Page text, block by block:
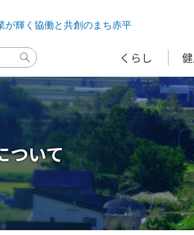
が輝く 協働と共創のまち赤平
検
索
実
行
くらし
ついて